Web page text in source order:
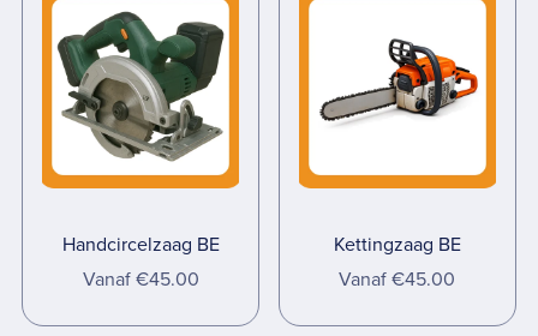
Handcircelzaag BE
Vanaf €45.00
Kettingzaag BE
Vanaf €45.00